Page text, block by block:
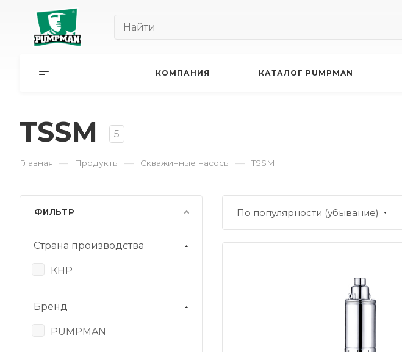
КОМПАНИЯ КАТАЛОГ PUMPMAN
TSSM 5
Главная — Продукты — Скважинные насосы — TSSM
По популярности (убывание)
ФИЛЬТР
Страна производства
КНР
Бренд
PUMPMAN